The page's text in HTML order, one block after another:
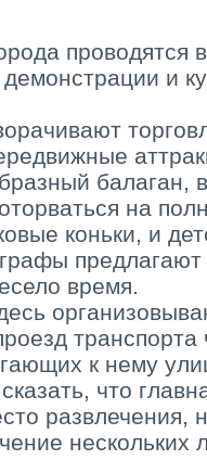
проводятся
и
балаган,
на
коньки, и
предлагают
время.
к нему
что
развлечения,
нескольких